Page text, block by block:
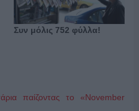
Συν μόλις 752 φύλλα!